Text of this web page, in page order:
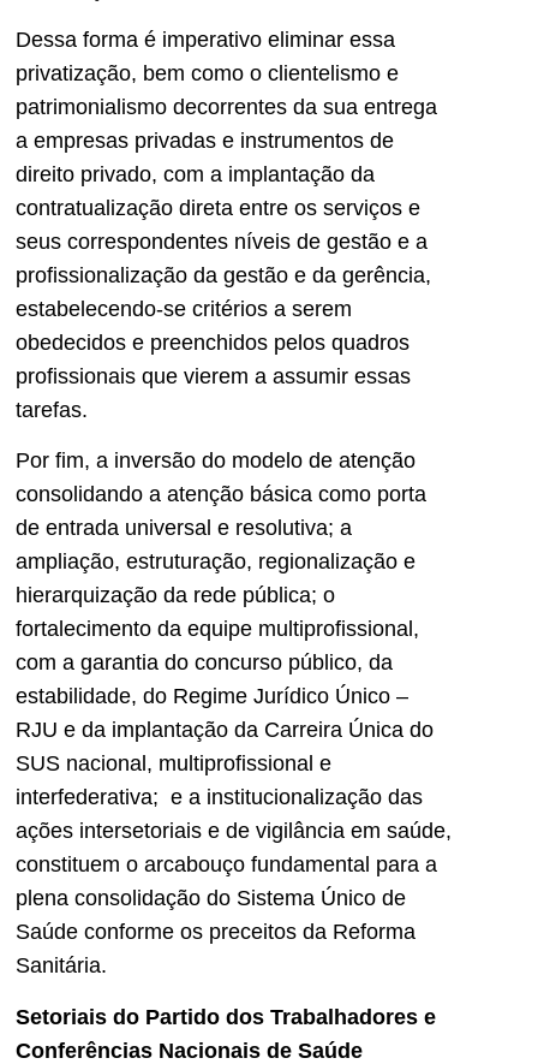
Dessa forma é imperativo eliminar essa
privatização, bem como o clientelismo e
patrimonialismo decorrentes da sua entrega
a empresas privadas e instrumentos de
direito privado, com a implantação da
contratualização direta entre os serviços e
seus correspondentes níveis de gestão e a
profissionalização da gestão e da gerência,
estabelecendo-se critérios a serem
obedecidos e preenchidos pelos quadros
profissionais que vierem a assumir essas
tarefas.
Por fim, a inversão do modelo de atenção
consolidando a atenção básica como porta
de entrada universal e resolutiva; a
ampliação, estruturação, regionalização e
hierarquização da rede pública; o
fortalecimento da equipe multiprofissional,
com a garantia do concurso público, da
estabilidade, do Regime Jurídico Único –
RJU e da implantação da Carreira Única do
SUS nacional, multiprofissional e
interfederativa; e a institucionalização das
ações intersetoriais e de vigilância em saúde,
constituem o arcabouço fundamental para a
plena consolidação do Sistema Único de
Saúde conforme os preceitos da Reforma
Sanitária.
Setoriais do Partido dos Trabalhadores e
Conferências Nacionais de Saúde